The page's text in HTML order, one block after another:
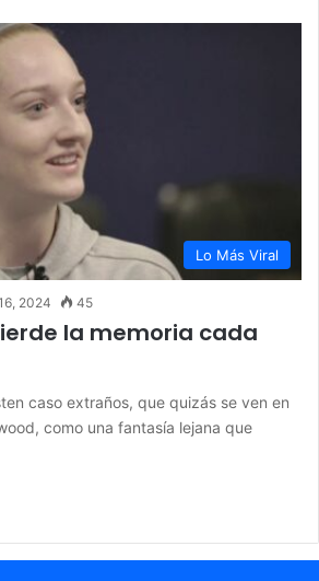
Lo Más Viral
2024 45
la memoria cada
caso extraños, que quizás se ven en
como una fantasía lejana que